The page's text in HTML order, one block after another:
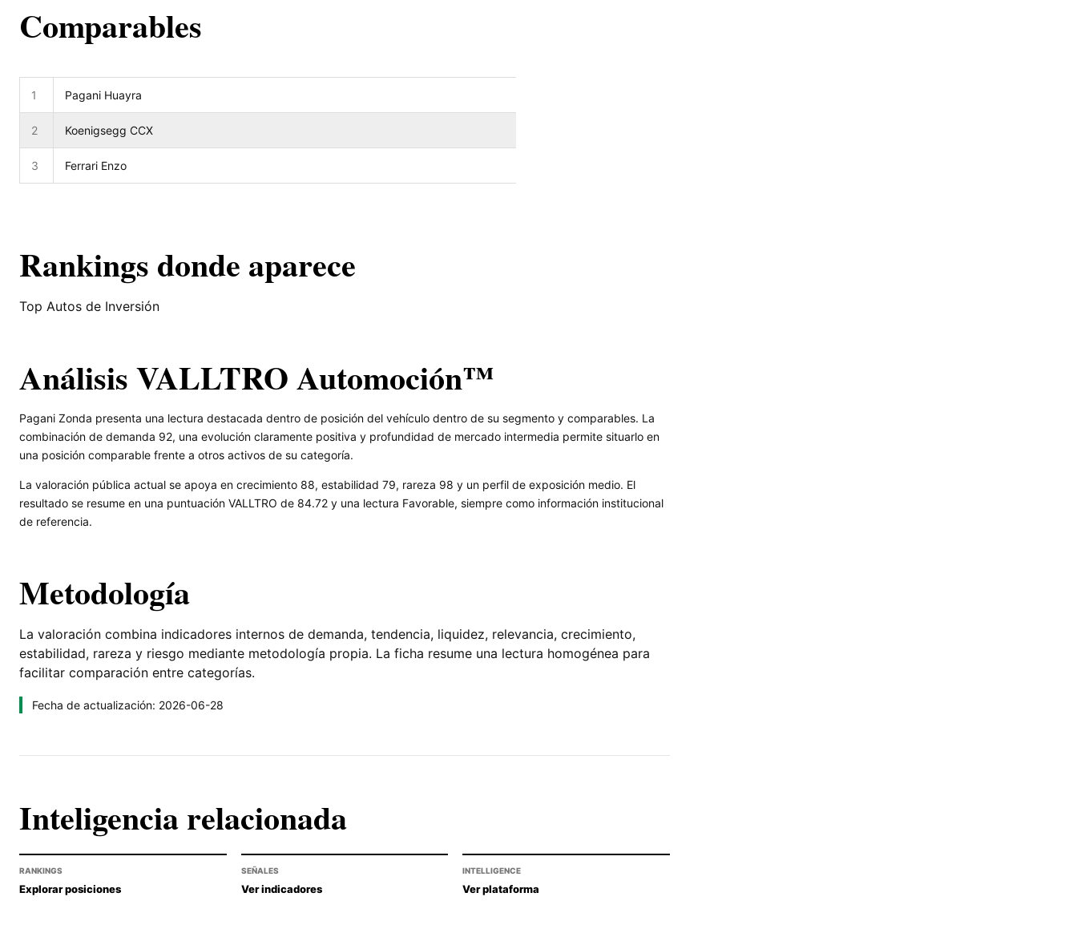
Comparables
1 Pagani Huayra
2 Koenigsegg CCX
3 Ferrari Enzo
Rankings donde aparece
Top Autos de Inversión
Análisis VALLTRO Automoción™
Pagani Zonda presenta una lectura destacada dentro de posición del vehículo dentro de su segmento y comparables. La
combinación de demanda 92, una evolución claramente positiva y profundidad de mercado intermedia permite situarlo en
una posición comparable frente a otros activos de su categoría.
La valoración pública actual se apoya en crecimiento 88, estabilidad 79, rareza 98 y un perfil de exposición medio. El
resultado se resume en una puntuación VALLTRO de 84.72 y una lectura Favorable, siempre como información institucional
de referencia.
Metodología
La valoración combina indicadores internos de demanda, tendencia, liquidez, relevancia, crecimiento,
estabilidad, rareza y riesgo mediante metodología propia. La ficha resume una lectura homogénea para
facilitar comparación entre categorías.
Fecha de actualización: 2026-06-28
Inteligencia relacionada
RANKINGS
Explorar posiciones
SEÑALES
Ver indicadores
INTELLIGENCE
Ver plataforma